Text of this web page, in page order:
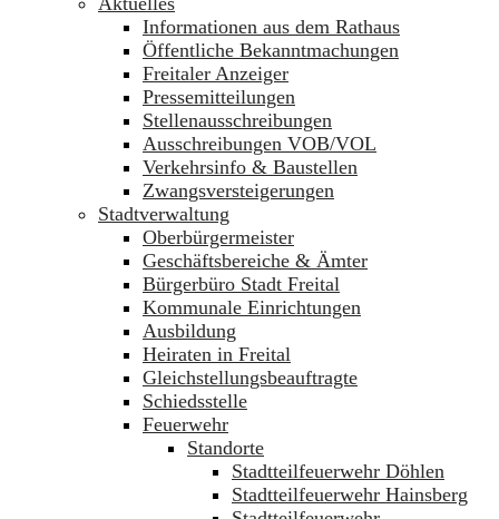
Informationen aus dem Rathaus
Öffentliche Bekanntmachungen
Freitaler Anzeiger
Pressemitteilungen
Stellenausschreibungen
Ausschreibungen VOB/VOL
Verkehrsinfo & Baustellen
Zwangsversteigerungen
Stadtverwaltung
Oberbürgermeister
Geschäftsbereiche & Ämter
Bürgerbüro Stadt Freital
Kommunale Einrichtungen
Ausbildung
Heiraten in Freital
Gleichstellungsbeauftragte
Schiedsstelle
Feuerwehr
Standorte
Stadtteilfeuerwehr Döhlen
Stadtteilfeuerwehr Hainsberg